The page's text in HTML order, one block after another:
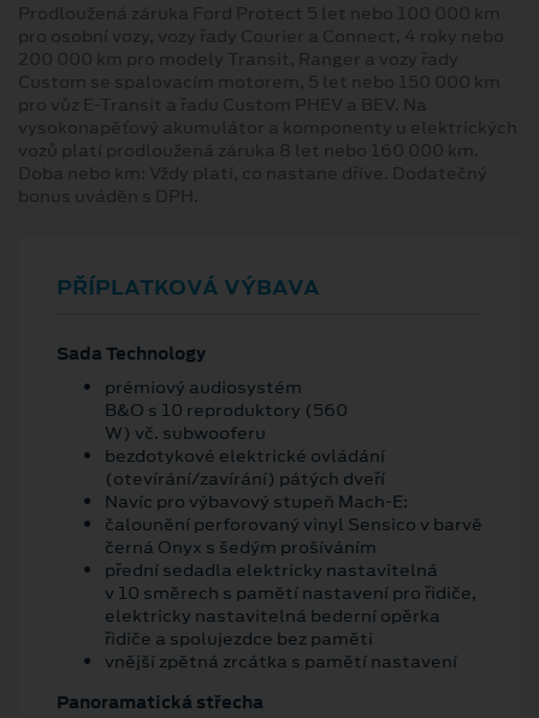
Prodloužená záruka Ford Protect 5 let nebo 100 000 km
pro osobní vozy, vozy řady Courier a Connect, 4 roky nebo
200 000 km pro modely Transit, Ranger a vozy řady
Custom se spalovacím motorem, 5 let nebo 150 000 km
pro vůz E-Transit a řadu Custom PHEV a BEV. Na
vysokonapěťový akumulátor a komponenty u elektrických
vozů platí prodloužená záruka 8 let nebo 160 000 km.
Doba nebo km: Vždy platí, co nastane dříve. Dodatečný
bonus uváděn s DPH.
PŘÍPLATKOVÁ VÝBAVA
Sada Technology
prémiový audiosystém
B&O s 10 reproduktory (560
W) vč. subwooferu
bezdotykové elektrické ovládání
(otevírání/zavírání) pátých dveří
Navíc pro výbavový stupeň Mach-E:
čalounění perforovaný vinyl Sensico v barvě
černá Onyx s šedým prošíváním
přední sedadla elektricky nastavitelná
v 10 směrech s pamětí nastavení pro řidiče,
elektricky nastavitelná bederní opěrka
řidiče a spolujezdce bez paměti
vnější zpětná zrcátka s pamětí nastavení
Panoramatická střecha